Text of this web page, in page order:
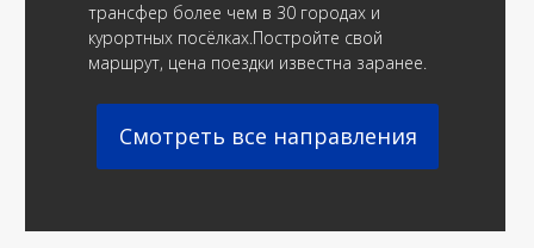
трансфер более чем в 30 городах и
курортных посёлках.Постройте свой
маршрут, цена поездки известна заранее.
Смотреть все направления